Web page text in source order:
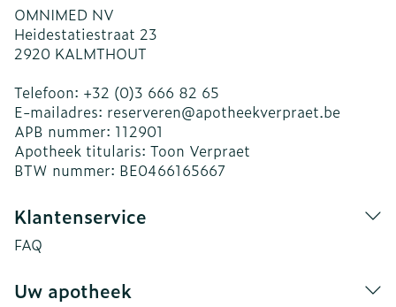
OMNIMED NV
Heidestatiestraat 23
2920 KALMTHOUT
Telefoon: +32 (0)3 666 82 65
E-mailadres: reserveren@apotheekverpraet.be
APB nummer: 112901
Apotheek titularis: Toon Verpraet
BTW nummer: BE0466165667
Klantenservice
FAQ
Uw apotheek